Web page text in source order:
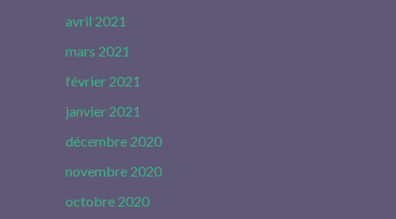
avril 2021
mars 2021
février 2021
janvier 2021
décembre 2020
novembre 2020
octobre 2020